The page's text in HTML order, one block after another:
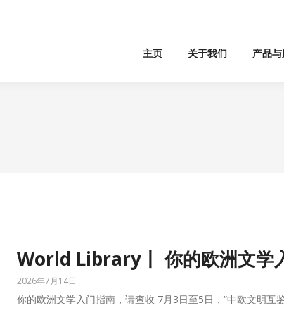
主页 关于我们 产品
World Library丨 你的欧洲文学
2026年7月14日
你的欧洲文学入门指南，请查收 7月3日至5日，“中欧文明